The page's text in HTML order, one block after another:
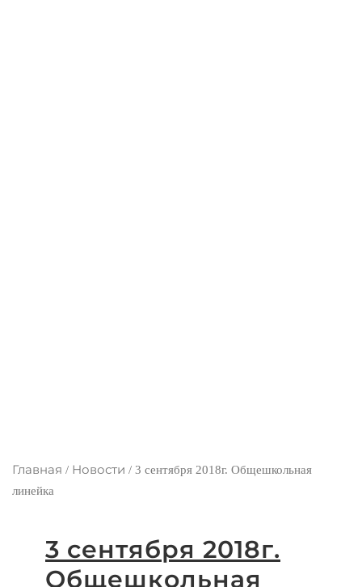
Главная / Новости / 3 сентября 2018г. Общешкольная
линейка
3 сентября 2018г.
Общешкольная